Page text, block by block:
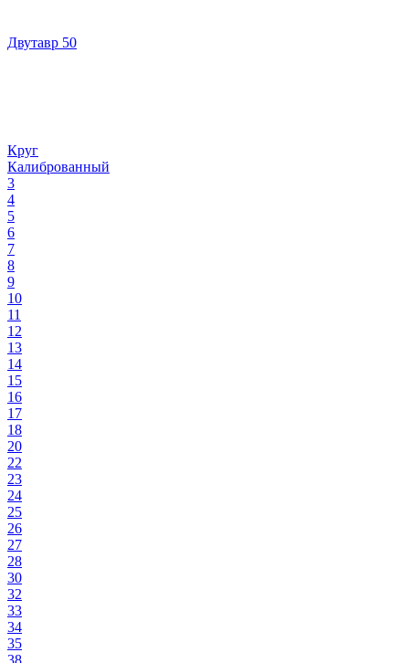
Двутавр 50
Круг
Калиброванный
3
4
5
6
7
8
9
10
11
12
13
14
15
16
17
18
20
22
23
24
25
26
27
28
30
32
33
34
35
38